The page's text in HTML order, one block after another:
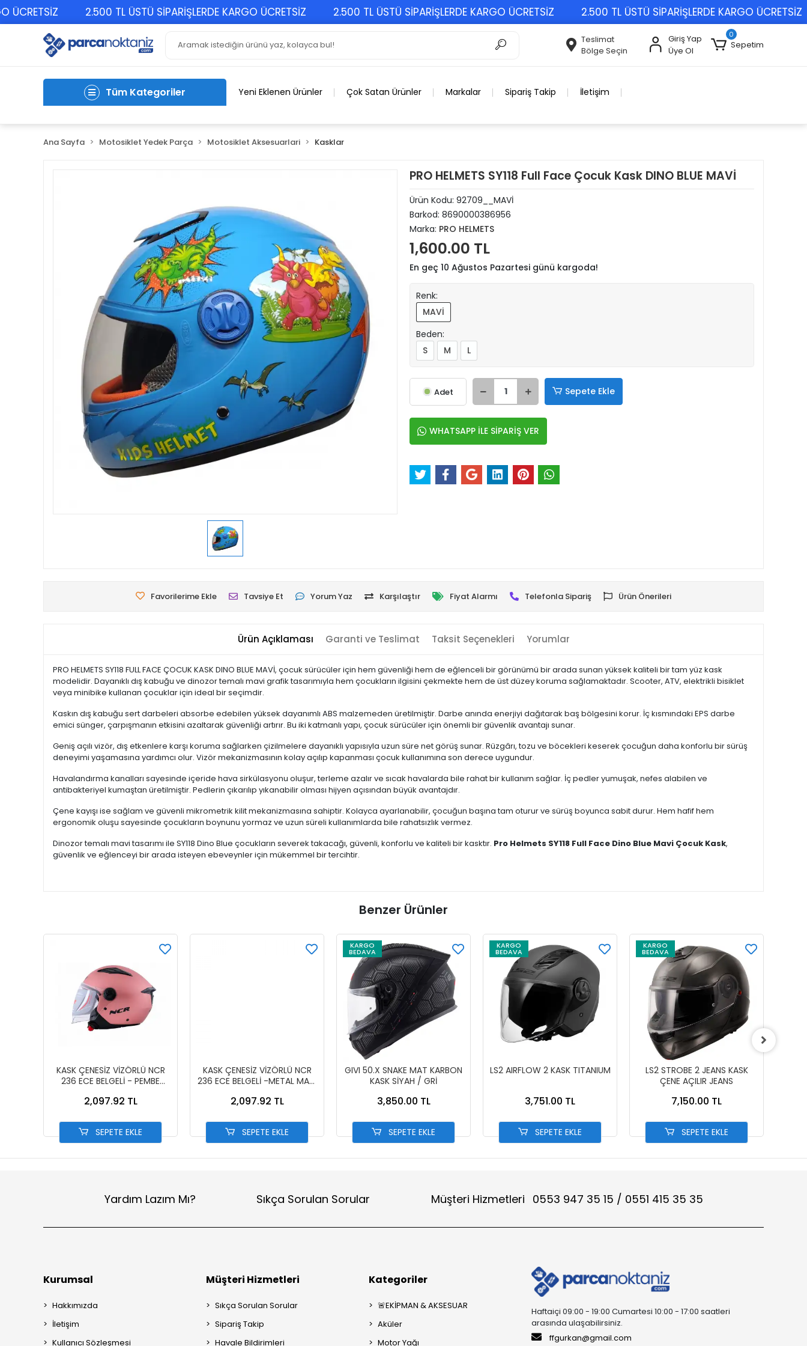
2.500 TL ÜSTÜ SİPARİŞLERDE KARGO ÜCRETSİZ 2.500 TL ÜSTÜ SİPARİŞLERDE KARGO ÜCRETSİZ 2.500 TL ÜSTÜ SİPARİŞLERDE KARGO ÜCRETSİZ
Teslimat
Bölge Seçin
Giriş Yap
Üye Ol
0
Sepetim
Tüm Kategoriler Yeni Eklenen Ürünler Çok Satan Ürünler Markalar Sipariş Takip İletişim
Ana Sayfa Motosiklet Yedek Parça Motosiklet Aksesuarlari Kasklar
PRO HELMETS SY118 Full Face Çocuk Kask DINO BLUE MAVİ
Ürün Kodu: 92709__MAVİ
Barkod: 8690000386956
Marka: PRO HELMETS
1,600.00 TL
En geç 10 Ağustos Pazartesi günü kargoda!
Renk:
MAVİ
Beden:
S
M L
Adet Sepete Ekle
WHATSAPP İLE SİPARİŞ VER
Favorilerime Ekle Tavsiye Et Yorum Yaz Karşılaştır Fiyat Alarmı Telefonla Sipariş Ürün Önerileri
Ürün Açıklaması Garanti ve Teslimat Taksit Seçenekleri Yorumlar
PRO HELMETS SY118 FULL FACE ÇOCUK KASK DINO BLUE MAVİ, çocuk sürücüler için hem güvenliği hem de eğlenceli bir görünümü bir arada sunan yüksek kaliteli bir tam yüz kask
modelidir. Dayanıklı dış kabuğu ve dinozor temalı mavi grafik tasarımıyla hem çocukların ilgisini çekmekte hem de üst düzey koruma sağlamaktadır. Scooter, ATV, elektrikli bisiklet
veya minibike kullanan çocuklar için ideal bir seçimdir.
Kaskın dış kabuğu sert darbeleri absorbe edebilen yüksek dayanımlı ABS malzemeden üretilmiştir. Darbe anında enerjiyi dağıtarak baş bölgesini korur. İç kısmındaki EPS darbe
emici sünger, çarpışmanın etkisini azaltarak güvenliği artırır. Bu iki katmanlı yapı, çocuk sürücüler için önemli bir güvenlik avantajı sunar.
Geniş açılı vizör, dış etkenlere karşı koruma sağlarken çizilmelere dayanıklı yapısıyla uzun süre net görüş sunar. Rüzgârı, tozu ve böcekleri keserek çocuğun daha konforlu bir sürüş
deneyimi yaşamasına yardımcı olur. Vizör mekanizmasının kolay açılıp kapanması çocuk kullanımına son derece uygundur.
Havalandırma kanalları sayesinde içeride hava sirkülasyonu oluşur, terleme azalır ve sıcak havalarda bile rahat bir kullanım sağlar. İç pedler yumuşak, nefes alabilen ve
antibakteriyel kumaştan üretilmiştir. Pedlerin çıkarılıp yıkanabilir olması hijyen açısından büyük avantajdır.
Çene kayışı ise sağlam ve güvenli mikrometrik kilit mekanizmasına sahiptir. Kolayca ayarlanabilir, çocuğun başına tam oturur ve sürüş boyunca sabit durur. Hem hafif hem
ergonomik oluşu sayesinde çocukların boynunu yormaz ve uzun süreli kullanımlarda bile rahatsızlık vermez.
Dinozor temalı mavi tasarımı ile SY118 Dino Blue çocukların severek takacağı, güvenli, konforlu ve kaliteli bir kasktır. Pro Helmets SY118 Full Face Dino Blue Mavi Çocuk Kask,
güvenlik ve eğlenceyi bir arada isteyen ebeveynler için mükemmel bir tercihtir.
Benzer Ürünler
KASK ÇENESİZ VİZÖRLÜ NCR
236 ECE BELGELİ - PEMBE
2,097.92 TL
SEPETE EKLE
KASK ÇENESİZ VİZÖRLÜ NCR
236 ECE BELGELİ -METAL MAVİ
2,097.92 TL
SEPETE EKLE
KARGO
BEDAVA
GIVI 50.X SNAKE MAT KARBON
KASK SİYAH / GRİ
3,850.00 TL
SEPETE EKLE
KARGO
BEDAVA
LS2 AIRFLOW 2 KASK TITANIUM
3,751.00 TL
SEPETE EKLE
KARGO
BEDAVA
LS2 STROBE 2 JEANS KASK
ÇENE AÇILIR JEANS
7,150.00 TL
SEPETE EKLE
Yardım Lazım Mı? Sıkça Sorulan Sorular Müşteri Hizmetleri 0553 947 35 15 / 0551 415 35 35
Kurumsal
Hakkımızda
İletişim
Kullanıcı Sözleşmesi
Müşteri Hizmetleri
Sıkça Sorulan Sorular
Sipariş Takip
Havale Bildirimleri
Kategoriler
🚨EKİPMAN & AKSESUAR
Aküler
Motor Yağı
Haftaiçi 09:00 - 19:00 Cumartesi 10:00 - 17:00 saatleri
arasında ulaşabilirsiniz.
ffgurkan@gmail.com